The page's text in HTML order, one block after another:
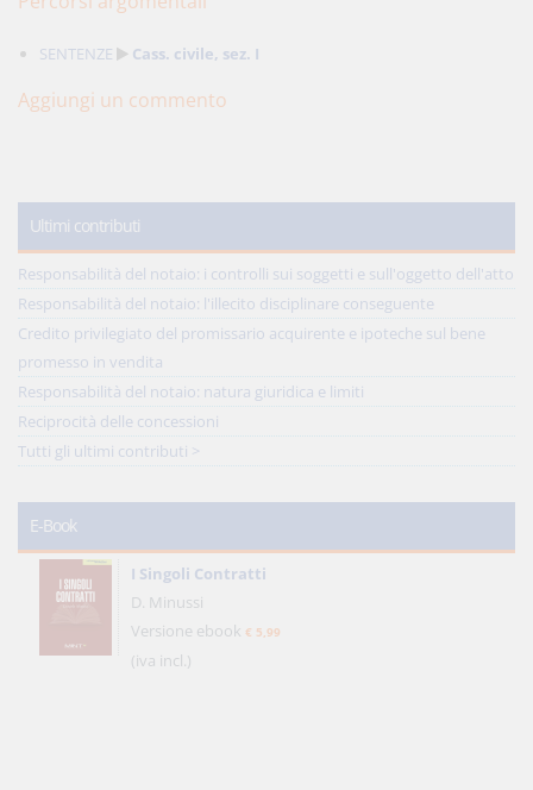
SENTENZE Cass. civile, sez. I
Aggiungi un commento
Ultimi contributi
Responsabilità del notaio: i controlli sui soggetti e sull'oggetto dell'atto
Responsabilità del notaio: l'illecito disciplinare conseguente
Credito privilegiato del promissario acquirente e ipoteche sul bene
promesso in vendita
Responsabilità del notaio: natura giuridica e limiti
Reciprocità delle concessioni
Tutti gli ultimi contributi >
E-Book
I Singoli Contratti
D. Minussi
Versione ebook € 5,99
(iva incl.)